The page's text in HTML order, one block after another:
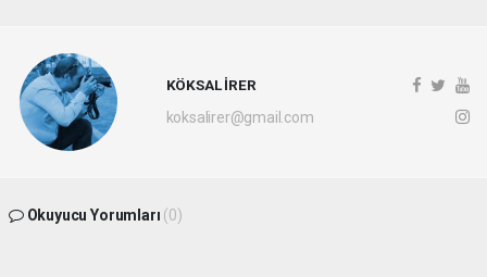
KÖKSAL İRER
koksalirer@gmail.com
Okuyucu Yorumları (0)